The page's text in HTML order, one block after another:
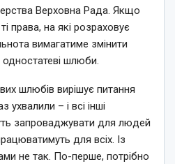
Верховна Рада. Якщо
права, на які розраховує
вимагатиме змінити
одностатеві шлюби.
шлюбів вирішує питання
– і всі інші
запроваджувати для людей
для всіх. Із
не так. По-перше, потрібно